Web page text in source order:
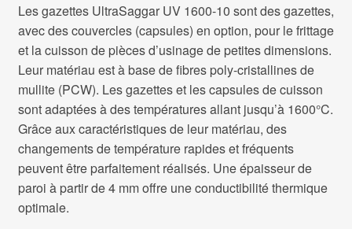
Les gazettes UltraSaggar UV 1600-10 sont des gazettes,
avec des couvercles (capsules) en option, pour le frittage
et la cuisson de pièces d’usinage de petites dimensions.
Leur matériau est à base de fibres poly-cristallines de
mullite (PCW). Les gazettes et les capsules de cuisson
sont adaptées à des températures allant jusqu’à 1600°C.
Grâce aux caractéristiques de leur matériau, des
changements de température rapides et fréquents
peuvent être parfaitement réalisés. Une épaisseur de
paroi à partir de 4 mm offre une conductibilité thermique
optimale.